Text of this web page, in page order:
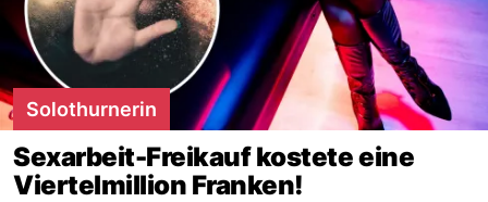
Solothurnerin
Sexarbeit-Freikauf kostete eine
Viertelmillion Franken!